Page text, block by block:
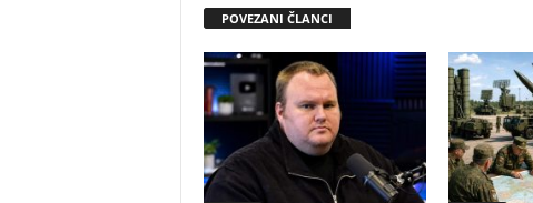
POVEZANI ČLANCI